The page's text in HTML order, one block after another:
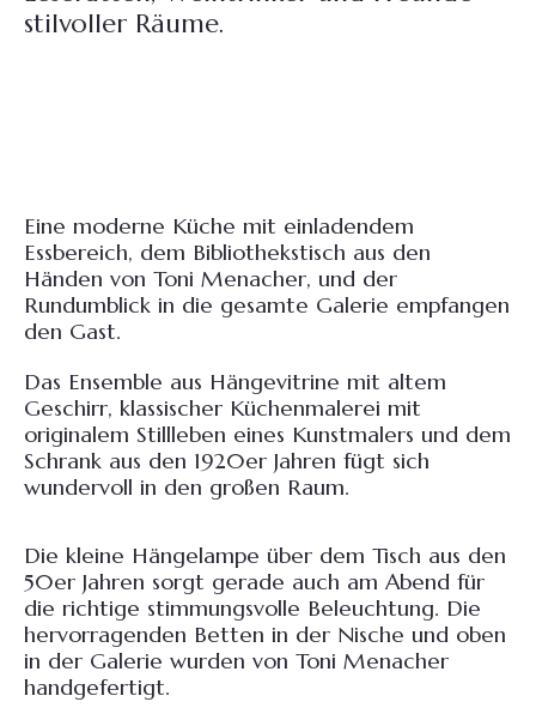
stilvoller Räume.
Eine moderne Küche mit einladendem
Essbereich, dem Bibliothekstisch aus den
Händen von Toni Menacher, und der
Rundumblick in die gesamte Galerie empfangen
den Gast.
Das Ensemble aus Hängevitrine mit altem
Geschirr, klassischer Küchenmalerei mit
originalem Stillleben eines Kunstmalers und dem
Schrank aus den 1920er Jahren fügt sich
wundervoll in den großen Raum.
Die kleine Hängelampe über dem Tisch aus den
50er Jahren sorgt gerade auch am Abend für
die richtige stimmungsvolle Beleuchtung. Die
hervorragenden Betten in der Nische und oben
in der Galerie wurden von Toni Menacher
handgefertigt.